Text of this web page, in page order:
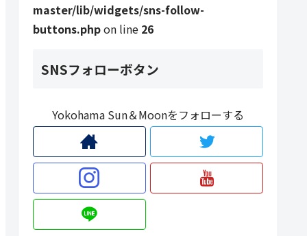
master/lib/widgets/sns-follow-
buttons.phpon line 26
SNSフォローボタン
Yokohama Sun＆Moonをフォローする